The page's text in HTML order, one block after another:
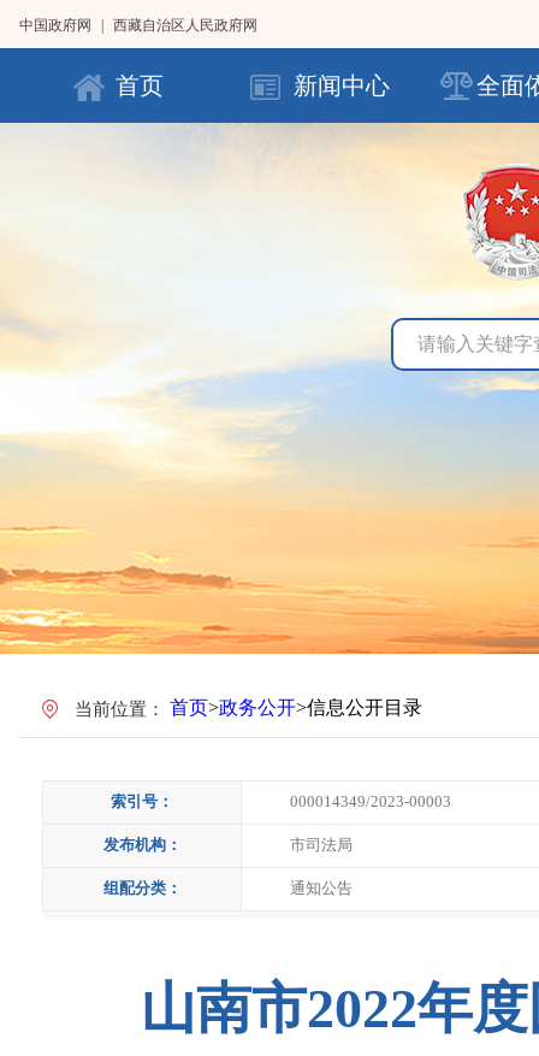
中国政府网 西藏自治区人民政府网
首页 新闻中心 全面
当前位置： 首页>政务公开>信息公开目录
索引号： 000014349/2023-00003
发布机构： 市司法局
组配分类： 通知公告
山南市2022年